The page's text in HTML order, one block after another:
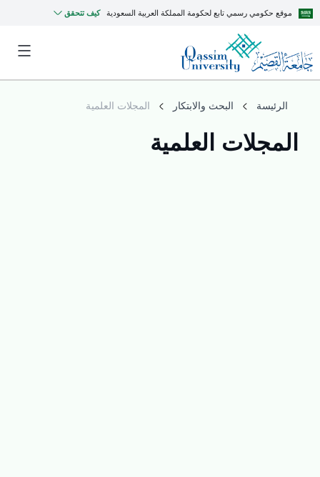
موقع حكومي رسمي تابع لحكومة المملكة العربية السعودية كيف تتحقق
الرئيسة البحث والابتكار المجلات العلمية
المجلات العلمية